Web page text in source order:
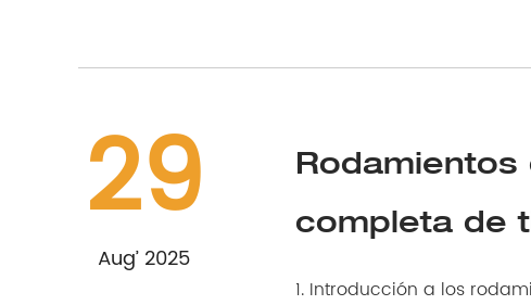
29
Aug’ 2025
completa de
1. Introducción a los rodamientos de rodillos